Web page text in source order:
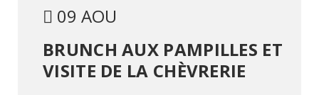
09 AOU
BRUNCH AUX PAMPILLES ET
VISITE DE LA CHÈVRERIE